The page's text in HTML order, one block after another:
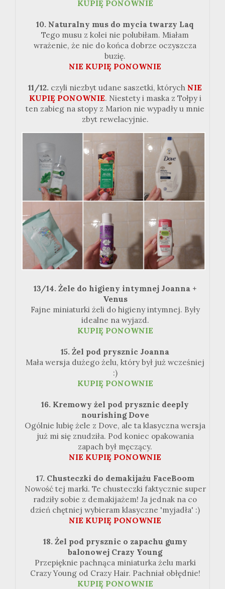
KUPIĘ PONOWNIE
10. Naturalny mus do mycia twarzy Laq
Tego musu z kolei nie polubiłam. Miałam
wrażenie, że nie do końca dobrze oczyszcza
buzię.
NIE KUPIĘ PONOWNIE
11/12. czyli niezbyt udane saszetki, których NIE
KUPIĘ PONOWNIE. Niestety i maska z Tołpyi
ten zabieg na stopy z Marion nie wypadły u mnie
zbyt rewelacyjnie.
13/14. Żele do higieny intymnej Joanna +
Venus
Fajne miniaturki żeli do higieny intymnej. Były
idealne na wyjazd.
KUPIĘ PONOWNIE
15. Żel pod prysznic Joanna
Mała wersja dużego żelu, który był już wcześniej
:)
KUPIĘ PONOWNIE
16. Kremowy żel pod prysznic deeply
nourishing Dove
Ogólnie lubię żele z Dove, ale ta klasyczna wersja
już mi się znudziła. Pod koniec opakowania
zapach był męczący.
NIE KUPIĘ PONOWNIE
17. Chusteczki do demakijażu FaceBoom
Nowość tej marki. Te chusteczki faktycznie super
radziły sobie z demakijażem! Ja jednak na co
dzień chętniej wybieram klasyczne 'myjadła' :)
NIE KUPIĘ PONOWNIE
18. Żel pod prysznic o zapachu gumy
balonowej Crazy Young
Przepięknie pachnąca miniaturka żelu marki
Crazy Young od Crazy Hair. Pachniał obłędnie!
KUPIĘ PONOWNIE